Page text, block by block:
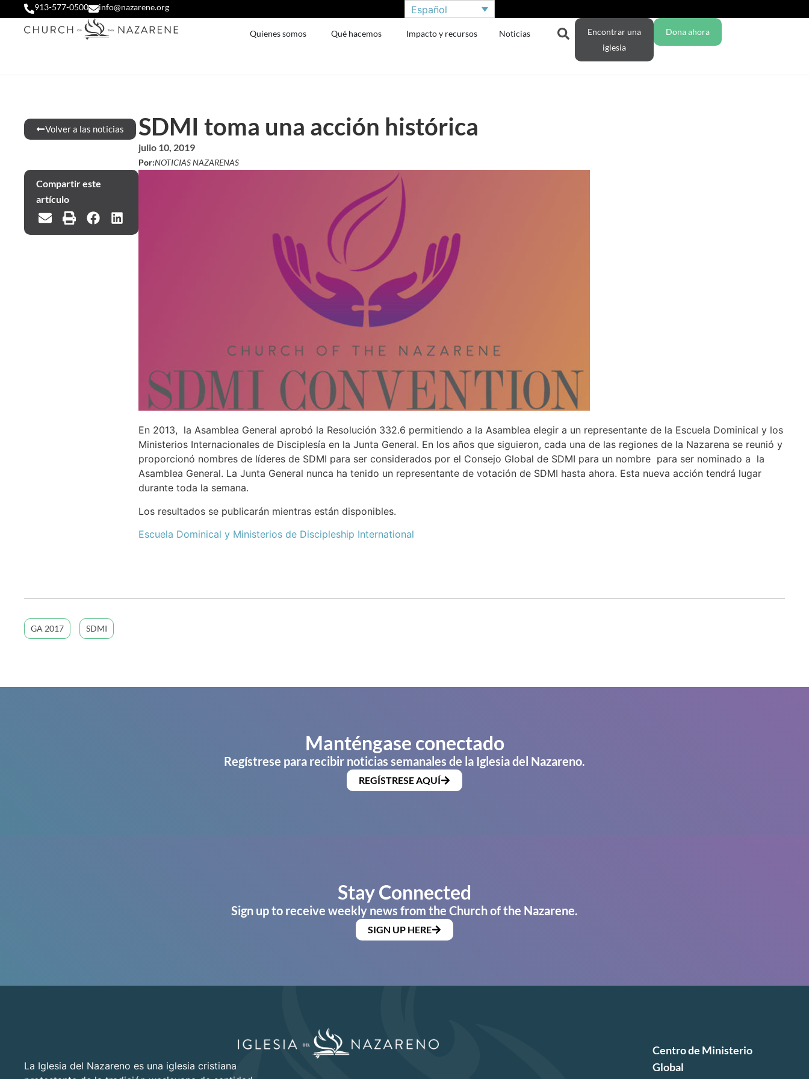
913-577-0500 info@nazarene.org Español
Quienes somos Qué hacemos Impacto y recursos Noticias
Encontrar una
iglesia
Dona ahora
Volver a las noticias SDMI toma una acción histórica
julio 10, 2019
Por:NOTICIAS NAZARENAS
Compartir este
artículo
En 2013, la Asamblea General aprobó la Resolución 332.6 permitiendo a la Asamblea elegir a un representante de la Escuela Dominical y los
Ministerios Internacionales de Disciplesía en la Junta General. En los años que siguieron, cada una de las regiones de la Nazarena se reunió y
proporcionó nombres de líderes de SDMI para ser considerados por el Consejo Global de SDMI para un nombre para ser nominado a la
Asamblea General. La Junta General nunca ha tenido un representante de votación de SDMI hasta ahora. Esta nueva acción tendrá lugar
durante toda la semana.
Los resultados se publicarán mientras están disponibles.
Escuela Dominical y Ministerios de Discipleship International
GA 2017 SDMI
Manténgase conectado
Regístrese para recibir noticias semanales de la Iglesia del Nazareno.
REGÍSTRESE AQUÍ
Stay Connected
Sign up to receive weekly news from the Church of the Nazarene.
SIGN UP HERE
La Iglesia del Nazareno es una iglesia cristiana
Centro de Ministerio
Global